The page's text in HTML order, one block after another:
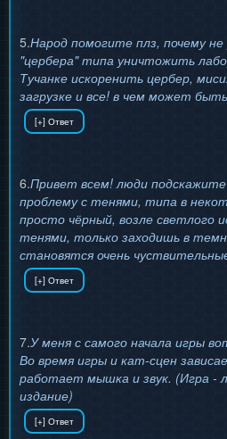
5.Народ помогите плз, почему
"цербера" типа уничтожить
Тучанке искоренить цербер,
загрузке и все! в чем может
6.Привет всем! люди
проблему с тенями, типа в
просто чёрный, возле светлого
тенями, только заходишь в
становятся очень
7.У меня с самого начала игры
Во время игры и кат-сцен
работает мышка и звук. (Игра -
издание)